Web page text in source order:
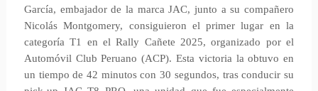
García, embajador de la marca JAC, junto a su compañero
Nicolás Montgomery, consiguieron el primer lugar en la
categoría T1 en el Rally Cañete 2025, organizado por el
Automóvil Club Peruano (ACP). Esta victoria la obtuvo en
un tiempo de 42 minutos con 30 segundos, tras conducir su